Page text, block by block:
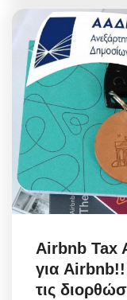
Airbnb Tax
για
τις